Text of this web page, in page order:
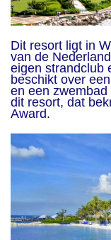
Dit resort ligt in
van de
eigen strandclub
beschikt over
en een
dit resort, dat
Award.